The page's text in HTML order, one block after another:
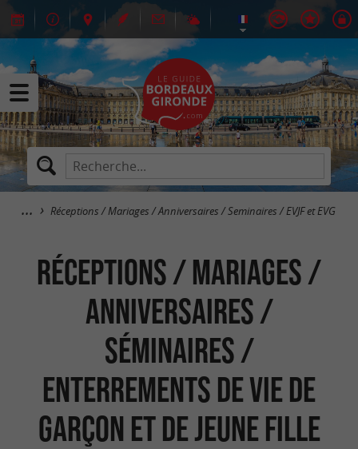
Réceptions / Mariages / Anniversaires / Seminaires / EVJF et EVG
Réceptions / Mariages /
Anniversaires /
Séminaires /
Enterrements de vie de
garçon et de jeune fille